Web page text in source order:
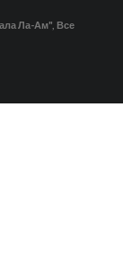
Ла-Ам", Все